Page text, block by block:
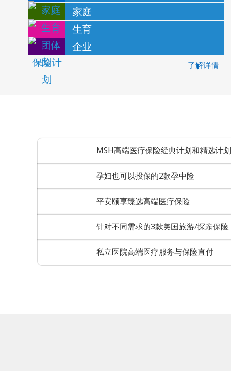
家庭
生育
企业
了解详情
MSH高端医疗保险经典计划和精选计划
孕妇也可以投保的2款孕中险
平安颐享臻选高端医疗保险
针对不同需求的3款美国旅游/探亲保险
私立医院高端医疗服务与保险直付